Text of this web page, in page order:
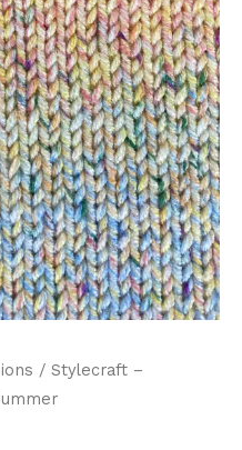
/ Stylecraft –